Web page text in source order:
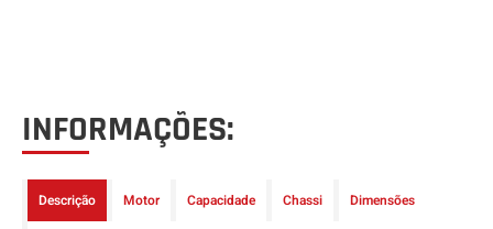
INFORMAÇÕES:
Descrição Motor Capacidade Chassi Dimensões